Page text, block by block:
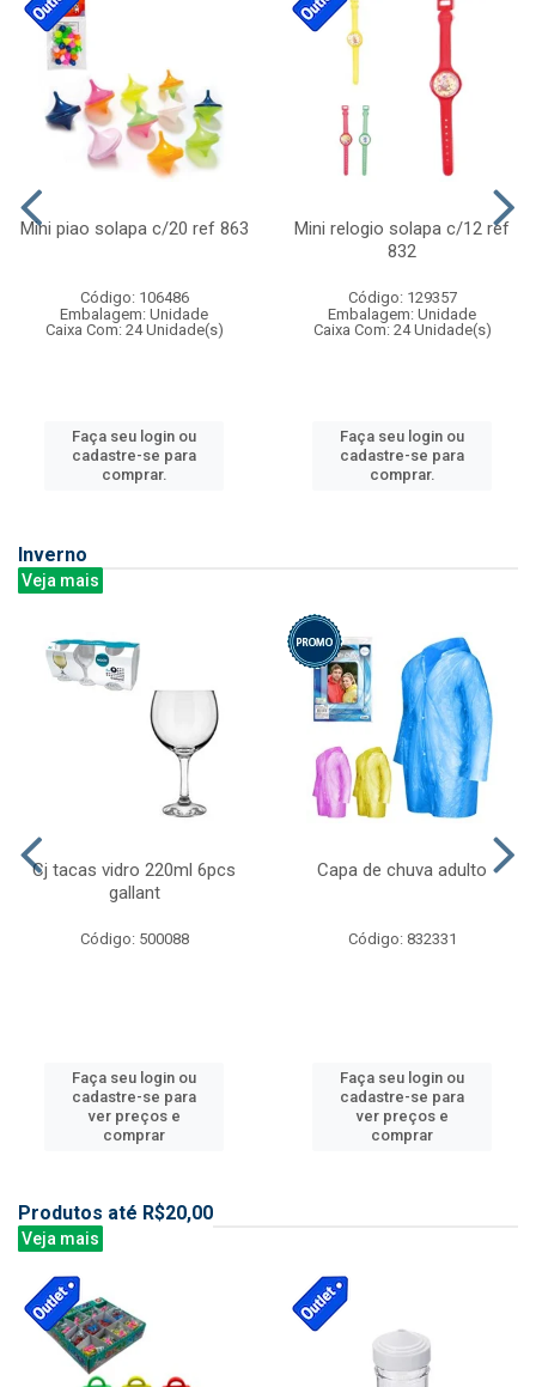
Mini piao solapa c/20 ref 863
Código: 106486
Embalagem: Unidade
Caixa Com: 24 Unidade(s)
Faça seu login ou
cadastre-se para
comprar.
Mini relogio solapa c/12 ref
832
Código: 129357
Embalagem: Unidade
Caixa Com: 24 Unidade(s)
Faça seu login ou
cadastre-se para
comprar.
Inverno
Veja mais
Cj tacas vidro 220ml 6pcs
gallant
Código: 500088
Faça seu login ou
cadastre-se para
ver preços e
comprar
Capa de chuva adulto
Código: 832331
Faça seu login ou
cadastre-se para
ver preços e
comprar
Produtos até R$20,00
Veja mais